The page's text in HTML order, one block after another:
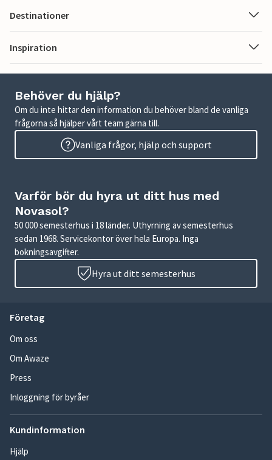
Destinationer
Inspiration
Behöver du hjälp?
Om du inte hittar den information du behöver bland de vanliga
frågorna så hjälper vårt team gärna till.
Vanliga frågor, hjälp och support
Varför bör du hyra ut ditt hus med
Novasol?
50 000 semesterhus i 18 länder. Uthyrning av semesterhus
sedan 1968. Servicekontor över hela Europa. Inga
bokningsavgifter.
Hyra ut ditt semesterhus
Företag
Om oss
Om Awaze
Press
Inloggning för byråer
Kundinformation
Hjälp